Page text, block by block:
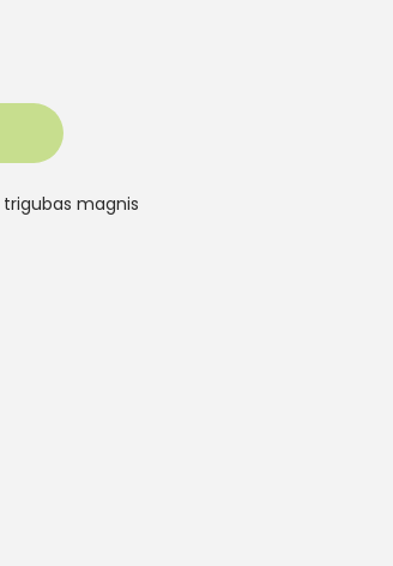
trigubas magnis